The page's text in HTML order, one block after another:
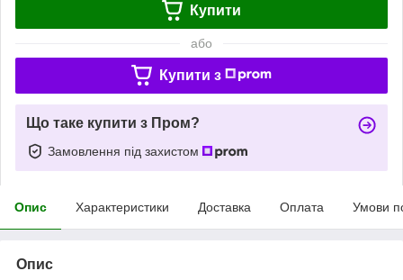
Купити
або
Купити з
Що таке купити з Пром?
Замовлення під захистом
Опис Характеристики Доставка Оплата Умови
Опис